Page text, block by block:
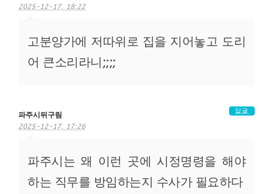
2025-12-17, 18:22
고분양가에 저따위로 집을 지어놓고 도리
어 큰소리라니;;;;
파주시뒤구림
2025-12-17, 17:26
파주시는 왜 이런 곳에 시정명령을 해야
하는 직무를 방임하는지 수사가 필요하다
답글